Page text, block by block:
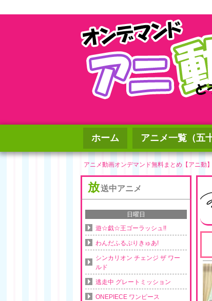
ホーム アニメ一覧（五
アニメ動画オンデマンド無料まとめ【アニ動
放送中アニメ
日曜日
遊☆戯☆王ゴーラッシュ!!
わんだふるぷりきゅあ!
シンカリオン チェンジ ザ ワー
ルド
逃走中 グレートミッション
ONEPIECE ワンピース